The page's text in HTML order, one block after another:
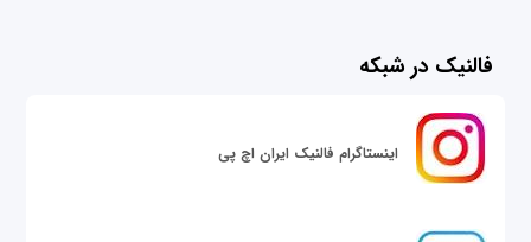
فالنیک در شبکه
اینستاگرام فالنیک ایران اچ پی